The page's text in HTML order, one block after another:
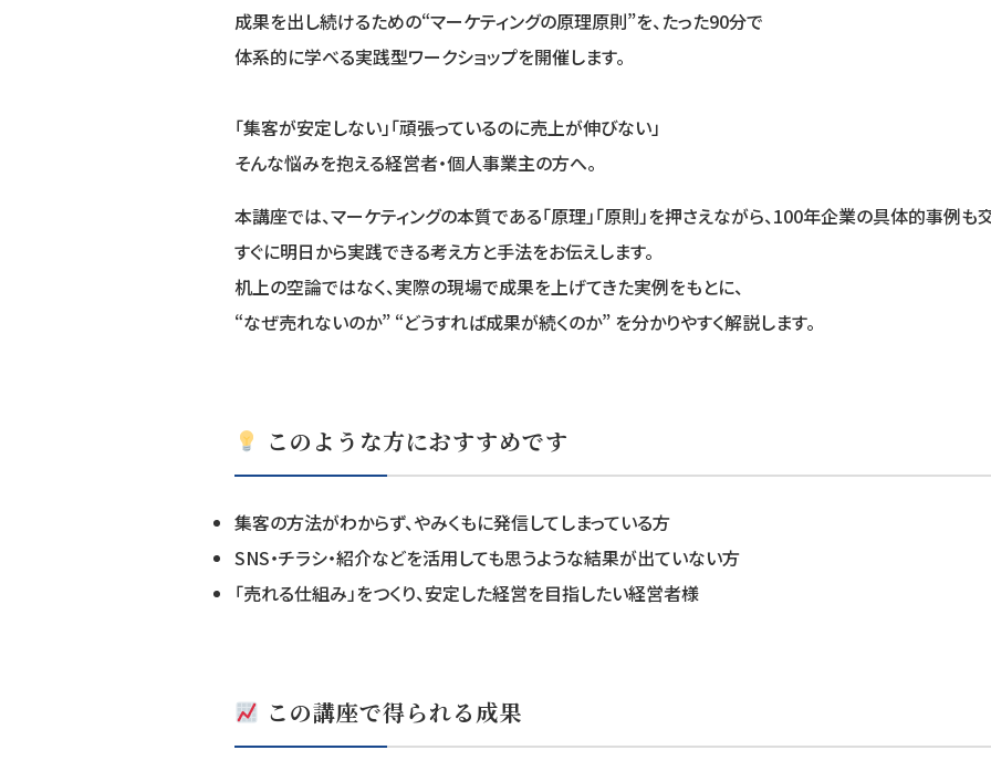
成果を出し続けるための“マーケティングの原理原則”を、たった90分で
体系的に学べる実践型ワークショップを開催します。
「集客が安定しない」「頑張っているのに売上が伸びない」
そんな悩みを抱える経営者・個人事業主の方へ。
本講座では、マーケティングの本質である「原理」「原則」を押さえながら、100年企業の具体的事例も
すぐに明日から実践できる考え方と手法をお伝えします。
机上の空論ではなく、実際の現場で成果を上げてきた実例をもとに、
“なぜ売れないのか” “どうすれば成果が続くのか” を分かりやすく解説します。
このような方におすすめです
集客の方法がわからず、やみくもに発信してしまっている方
SNS・チラシ・紹介などを活用しても思うような結果が出ていない方
「売れる仕組み」をつくり、安定した経営を目指したい経営者様
この講座で得られる成果